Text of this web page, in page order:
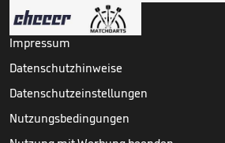
Impressum
Datenschutzhinweise
Datenschutzeinstellungen
Nutzungsbedingungen